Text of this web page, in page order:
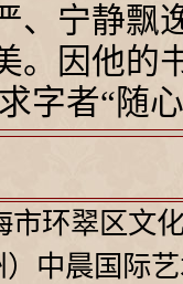
、宁静飘
。因他的
字者“随
市环翠区文
中晨国际